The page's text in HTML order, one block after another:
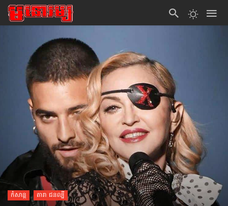
កំសាន្ដ តារា ជនល្បី